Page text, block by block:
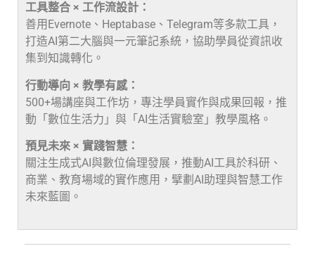
工具整合 × 工作流設計：
善用Evernote、Heptabase、Telegram等多款工具，
打造AI第二大腦與一元筆記系統，協助學員從資訊收
集到知識轉化。
行動導向 × 教學有感：
500+場講座與工作坊，專注學員實作與成果回報，推
動「數位生活力」與「AI生活實驗室」教學風格。
預見未來 × 實踐智慧：
關注生成式AI與數位倫理發展，推動AI工具於科研、
商業、教育場域的實作應用，擘劃AI助理與智慧工作
未來藍圖。